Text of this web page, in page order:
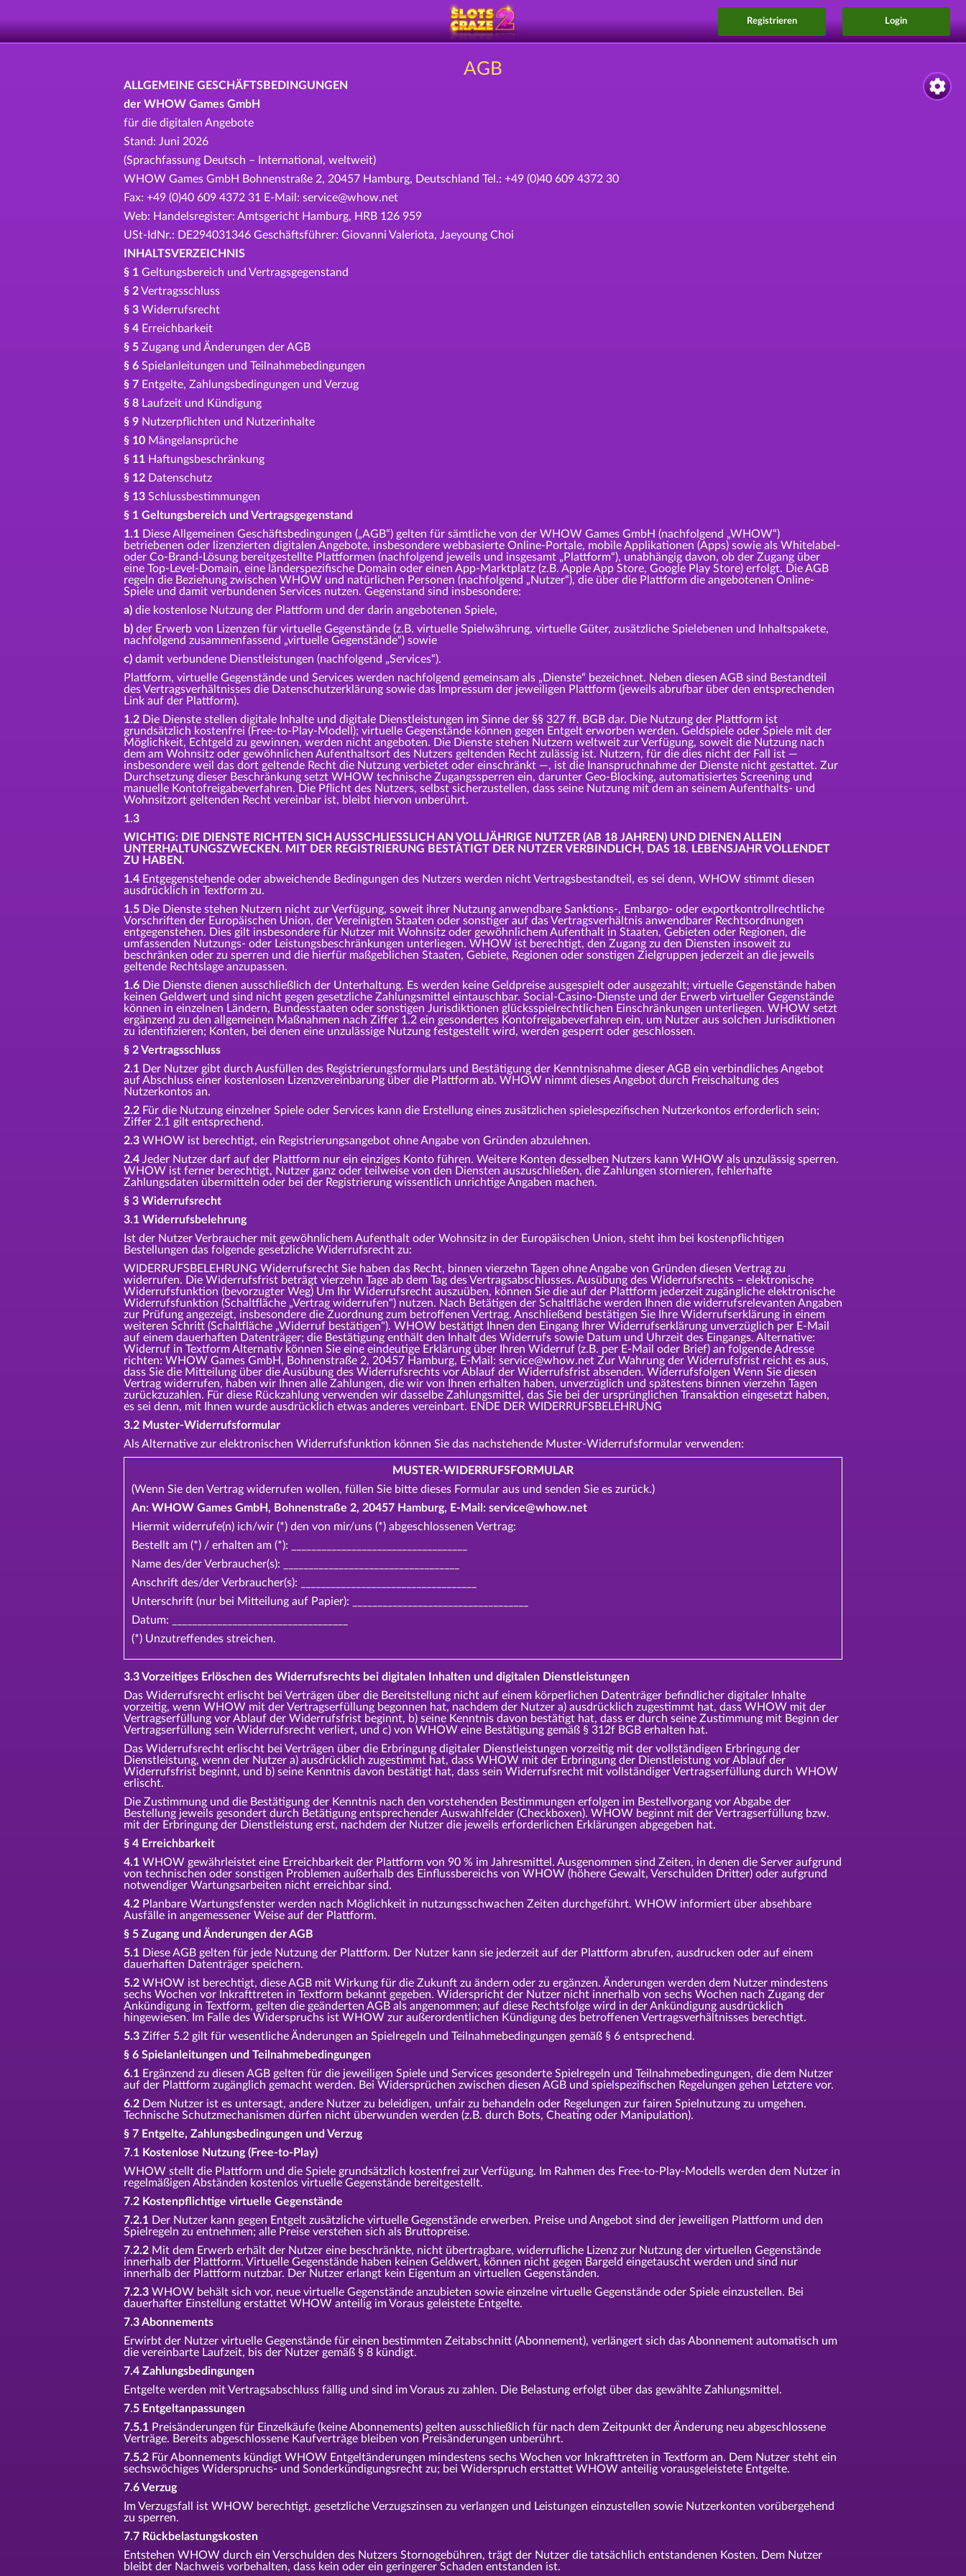
Registrieren Login
AGB
ALLGEMEINE GESCHÄFTSBEDINGUNGEN
der WHOW Games GmbH
für die digitalen Angebote
Stand: Juni 2026
(Sprachfassung Deutsch – International, weltweit)
WHOW Games GmbH Bohnenstraße 2, 20457 Hamburg, Deutschland Tel.: +49 (0)40 609 4372 30
Fax: +49 (0)40 609 4372 31 E-Mail: service@whow.net
Web: Handelsregister: Amtsgericht Hamburg, HRB 126 959
USt-IdNr.: DE294031346 Geschäftsführer: Giovanni Valeriota, Jaeyoung Choi
INHALTSVERZEICHNIS
§ 1 Geltungsbereich und Vertragsgegenstand
§ 2Vertragsschluss
§ 3 Widerrufsrecht
§ 4 Erreichbarkeit
§ 5 Zugang und Änderungen der AGB
§ 6 Spielanleitungen und Teilnahmebedingungen
§ 7 Entgelte, Zahlungsbedingungen und Verzug
§ 8 Laufzeit und Kündigung
§ 9 Nutzerpflichten und Nutzerinhalte
§ 10 Mängelansprüche
§ 11 Haftungsbeschränkung
§ 12 Datenschutz
§ 13 Schlussbestimmungen
§ 1 Geltungsbereich und Vertragsgegenstand
1.1 Diese Allgemeinen Geschäftsbedingungen („AGB“) gelten für sämtliche von der WHOW Games GmbH (nachfolgend „WHOW“)
betriebenen oder lizenzierten digitalen Angebote, insbesondere webbasierte Online-Portale, mobile Applikationen (Apps) sowie als Whitelabel-
oder Co-Brand-Lösung bereitgestellte Plattformen (nachfolgend jeweils und insgesamt „Plattform“), unabhängig davon, ob der Zugang über
eine Top-Level-Domain, eine länderspezifische Domain oder einen App-Marktplatz (z.B. Apple App Store, Google Play Store) erfolgt. Die AGB
regeln die Beziehung zwischen WHOW und natürlichen Personen (nachfolgend „Nutzer“), die über die Plattform die angebotenen Online-
Spiele und damit verbundenen Services nutzen. Gegenstand sind insbesondere:
a) die kostenlose Nutzung der Plattform und der darin angebotenen Spiele,
b) der Erwerb von Lizenzen für virtuelle Gegenstände (z.B. virtuelle Spielwährung, virtuelle Güter, zusätzliche Spielebenen und Inhaltspakete,
nachfolgend zusammenfassend „virtuelle Gegenstände“) sowie
c) damit verbundene Dienstleistungen (nachfolgend „Services“).
Plattform, virtuelle Gegenstände und Services werden nachfolgend gemeinsam als „Dienste“ bezeichnet. Neben diesen AGB sind Bestandteil
des Vertragsverhältnisses die Datenschutzerklärung sowie das Impressum der jeweiligen Plattform (jeweils abrufbar über den entsprechenden
Link auf der Plattform).
1.2 Die Dienste stellen digitale Inhalte und digitale Dienstleistungen im Sinne der §§ 327 ff. BGB dar. Die Nutzung der Plattform ist
grundsätzlich kostenfrei (Free-to-Play-Modell); virtuelle Gegenstände können gegen Entgelt erworben werden. Geldspiele oder Spiele mit der
Möglichkeit, Echtgeld zu gewinnen, werden nicht angeboten. Die Dienste stehen Nutzern weltweit zur Verfügung, soweit die Nutzung nach
dem am Wohnsitz oder gewöhnlichen Aufenthaltsort des Nutzers geltenden Recht zulässig ist. Nutzern, für die dies nicht der Fall ist —
insbesondere weil das dort geltende Recht die Nutzung verbietet oder einschränkt —, ist die Inanspruchnahme der Dienste nicht gestattet. Zur
Durchsetzung dieser Beschränkung setzt WHOW technische Zugangssperren ein, darunter Geo-Blocking, automatisiertes Screening und
manuelle Kontofreigabeverfahren. Die Pflicht des Nutzers, selbst sicherzustellen, dass seine Nutzung mit dem an seinem Aufenthalts- und
Wohnsitzort geltenden Recht vereinbar ist, bleibt hiervon unberührt.
1.3
WICHTIG: DIE DIENSTE RICHTEN SICH AUSSCHLIESSLICH AN VOLLJÄHRIGE NUTZER (AB 18 JAHREN) UND DIENEN ALLEIN
UNTERHALTUNGSZWECKEN. MIT DER REGISTRIERUNG BESTÄTIGT DER NUTZER VERBINDLICH, DAS 18. LEBENSJAHR VOLLENDET
ZU HABEN.
1.4 Entgegenstehende oder abweichende Bedingungen des Nutzers werden nicht Vertragsbestandteil, es sei denn, WHOW stimmt diesen
ausdrücklich in Textform zu.
1.5 Die Dienste stehen Nutzern nicht zur Verfügung, soweit ihrer Nutzung anwendbare Sanktions-, Embargo- oder exportkontrollrechtliche
Vorschriften der Europäischen Union, der Vereinigten Staaten oder sonstiger auf das Vertragsverhältnis anwendbarer Rechtsordnungen
entgegenstehen. Dies gilt insbesondere für Nutzer mit Wohnsitz oder gewöhnlichem Aufenthalt in Staaten, Gebieten oder Regionen, die
umfassenden Nutzungs- oder Leistungsbeschränkungen unterliegen. WHOW ist berechtigt, den Zugang zu den Diensten insoweit zu
beschränken oder zu sperren und die hierfür maßgeblichen Staaten, Gebiete, Regionen oder sonstigen Zielgruppen jederzeit an die jeweils
geltende Rechtslage anzupassen.
1.6 Die Dienste dienen ausschließlich der Unterhaltung. Es werden keine Geldpreise ausgespielt oder ausgezahlt; virtuelle Gegenstände haben
keinen Geldwert und sind nicht gegen gesetzliche Zahlungsmittel eintauschbar. Social-Casino-Dienste und der Erwerb virtueller Gegenstände
können in einzelnen Ländern, Bundesstaaten oder sonstigen Jurisdiktionen glücksspielrechtlichen Einschränkungen unterliegen. WHOW setzt
ergänzend zu den allgemeinen Maßnahmen nach Ziffer 1.2 ein gesondertes Kontofreigabeverfahren ein, um Nutzer aus solchen Jurisdiktionen
zu identifizieren; Konten, bei denen eine unzulässige Nutzung festgestellt wird, werden gesperrt oder geschlossen.
§ 2 Vertragsschluss
2.1 Der Nutzer gibt durch Ausfüllen des Registrierungsformulars und Bestätigung der Kenntnisnahme dieser AGB ein verbindliches Angebot
auf Abschluss einer kostenlosen Lizenzvereinbarung über die Plattform ab. WHOW nimmt dieses Angebot durch Freischaltung des
Nutzerkontos an.
2.2 Für die Nutzung einzelner Spiele oder Services kann die Erstellung eines zusätzlichen spielespezifischen Nutzerkontos erforderlich sein;
Ziffer 2.1 gilt entsprechend.
2.3 WHOW ist berechtigt, ein Registrierungsangebot ohne Angabe von Gründen abzulehnen.
2.4 Jeder Nutzer darf auf der Plattform nur ein einziges Konto führen. Weitere Konten desselben Nutzers kann WHOW als unzulässig sperren.
WHOW ist ferner berechtigt, Nutzer ganz oder teilweise von den Diensten auszuschließen, die Zahlungen stornieren, fehlerhafte
Zahlungsdaten übermitteln oder bei der Registrierung wissentlich unrichtige Angaben machen.
§ 3 Widerrufsrecht
3.1 Widerrufsbelehrung
Ist der Nutzer Verbraucher mit gewöhnlichem Aufenthalt oder Wohnsitz in der Europäischen Union, steht ihm bei kostenpflichtigen
Bestellungen das folgende gesetzliche Widerrufsrecht zu:
WIDERRUFSBELEHRUNG Widerrufsrecht Sie haben das Recht, binnen vierzehn Tagen ohne Angabe von Gründen diesen Vertrag zu
widerrufen. Die Widerrufsfrist beträgt vierzehn Tage ab dem Tag des Vertragsabschlusses. Ausübung des Widerrufsrechts – elektronische
Widerrufsfunktion (bevorzugter Weg) Um Ihr Widerrufsrecht auszuüben, können Sie die auf der Plattform jederzeit zugängliche elektronische
Widerrufsfunktion (Schaltfläche „Vertrag widerrufen") nutzen. Nach Betätigen der Schaltfläche werden Ihnen die widerrufsrelevanten Angaben
zur Prüfung angezeigt, insbesondere die Zuordnung zum betroffenen Vertrag. Anschließend bestätigen Sie Ihre Widerrufserklärung in einem
weiteren Schritt (Schaltfläche „Widerruf bestätigen"). WHOW bestätigt Ihnen den Eingang Ihrer Widerrufserklärung unverzüglich per E-Mail
auf einem dauerhaften Datenträger; die Bestätigung enthält den Inhalt des Widerrufs sowie Datum und Uhrzeit des Eingangs. Alternative:
Widerruf in Textform Alternativ können Sie eine eindeutige Erklärung über Ihren Widerruf (z.B. per E-Mail oder Brief) an folgende Adresse
richten: WHOW Games GmbH, Bohnenstraße 2, 20457 Hamburg, E-Mail: service@whow.net Zur Wahrung der Widerrufsfrist reicht es aus,
dass Sie die Mitteilung über die Ausübung des Widerrufsrechts vor Ablauf der Widerrufsfrist absenden. Widerrufsfolgen Wenn Sie diesen
Vertrag widerrufen, haben wir Ihnen alle Zahlungen, die wir von Ihnen erhalten haben, unverzüglich und spätestens binnen vierzehn Tagen
zurückzuzahlen. Für diese Rückzahlung verwenden wir dasselbe Zahlungsmittel, das Sie bei der ursprünglichen Transaktion eingesetzt haben,
es sei denn, mit Ihnen wurde ausdrücklich etwas anderes vereinbart. ENDE DER WIDERRUFSBELEHRUNG
3.2 Muster-Widerrufsformular
Als Alternative zur elektronischen Widerrufsfunktion können Sie das nachstehende Muster-Widerrufsformular verwenden:
MUSTER-WIDERRUFSFORMULAR
(Wenn Sie den Vertrag widerrufen wollen, füllen Sie bitte dieses Formular aus und senden Sie es zurück.)
An: WHOW Games GmbH, Bohnenstraße 2, 20457 Hamburg, E-Mail: service@whow.net
Hiermit widerrufe(n) ich/wir (*) den von mir/uns (*) abgeschlossenen Vertrag:
Bestellt am (*) / erhalten am (*): ___________________________________
Name des/der Verbraucher(s): ___________________________________
Anschrift des/der Verbraucher(s): ___________________________________
Unterschrift (nur bei Mitteilung auf Papier): ___________________________________
Datum: ___________________________________
(*) Unzutreffendes streichen.
3.3 Vorzeitiges Erlöschen des Widerrufsrechts bei digitalen Inhalten und digitalen Dienstleistungen
Das Widerrufsrecht erlischt bei Verträgen über die Bereitstellung nicht auf einem körperlichen Datenträger befindlicher digitaler Inhalte
vorzeitig, wenn WHOW mit der Vertragserfüllung begonnen hat, nachdem der Nutzer a) ausdrücklich zugestimmt hat, dass WHOW mit der
Vertragserfüllung vor Ablauf der Widerrufsfrist beginnt, b) seine Kenntnis davon bestätigt hat, dass er durch seine Zustimmung mit Beginn der
Vertragserfüllung sein Widerrufsrecht verliert, und c) von WHOW eine Bestätigung gemäß § 312f BGB erhalten hat.
Das Widerrufsrecht erlischt bei Verträgen über die Erbringung digitaler Dienstleistungen vorzeitig mit der vollständigen Erbringung der
Dienstleistung, wenn der Nutzer a) ausdrücklich zugestimmt hat, dass WHOW mit der Erbringung der Dienstleistung vor Ablauf der
Widerrufsfrist beginnt, und b) seine Kenntnis davon bestätigt hat, dass sein Widerrufsrecht mit vollständiger Vertragserfüllung durch WHOW
erlischt.
Die Zustimmung und die Bestätigung der Kenntnis nach den vorstehenden Bestimmungen erfolgen im Bestellvorgang vor Abgabe der
Bestellung jeweils gesondert durch Betätigung entsprechender Auswahlfelder (Checkboxen). WHOW beginnt mit der Vertragserfüllung bzw.
mit der Erbringung der Dienstleistung erst, nachdem der Nutzer die jeweils erforderlichen Erklärungen abgegeben hat.
§ 4 Erreichbarkeit
4.1 WHOW gewährleistet eine Erreichbarkeit der Plattform von 90 % im Jahresmittel. Ausgenommen sind Zeiten, in denen die Server aufgrund
von technischen oder sonstigen Problemen außerhalb des Einflussbereichs von WHOW (höhere Gewalt, Verschulden Dritter) oder aufgrund
notwendiger Wartungsarbeiten nicht erreichbar sind.
4.2 Planbare Wartungsfenster werden nach Möglichkeit in nutzungsschwachen Zeiten durchgeführt. WHOW informiert über absehbare
Ausfälle in angemessener Weise auf der Plattform.
§ 5 Zugang und Änderungen der AGB
5.1 Diese AGB gelten für jede Nutzung der Plattform. Der Nutzer kann sie jederzeit auf der Plattform abrufen, ausdrucken oder auf einem
dauerhaften Datenträger speichern.
5.2 WHOW ist berechtigt, diese AGB mit Wirkung für die Zukunft zu ändern oder zu ergänzen. Änderungen werden dem Nutzer mindestens
sechs Wochen vor Inkrafttreten in Textform bekannt gegeben. Widerspricht der Nutzer nicht innerhalb von sechs Wochen nach Zugang der
Ankündigung in Textform, gelten die geänderten AGB als angenommen; auf diese Rechtsfolge wird in der Ankündigung ausdrücklich
hingewiesen. Im Falle des Widerspruchs ist WHOW zur außerordentlichen Kündigung des betroffenen Vertragsverhältnisses berechtigt.
5.3 Ziffer 5.2 gilt für wesentliche Änderungen an Spielregeln und Teilnahmebedingungen gemäß § 6 entsprechend.
§ 6 Spielanleitungen und Teilnahmebedingungen
6.1 Ergänzend zu diesen AGB gelten für die jeweiligen Spiele und Services gesonderte Spielregeln und Teilnahmebedingungen, die dem Nutzer
auf der Plattform zugänglich gemacht werden. Bei Widersprüchen zwischen diesen AGB und spielspezifischen Regelungen gehen Letztere vor.
6.2 Dem Nutzer ist es untersagt, andere Nutzer zu beleidigen, unfair zu behandeln oder Regelungen zur fairen Spielnutzung zu umgehen.
Technische Schutzmechanismen dürfen nicht überwunden werden (z.B. durch Bots, Cheating oder Manipulation).
§ 7 Entgelte, Zahlungsbedingungen und Verzug
7.1 Kostenlose Nutzung (Free-to-Play)
WHOW stellt die Plattform und die Spiele grundsätzlich kostenfrei zur Verfügung. Im Rahmen des Free-to-Play-Modells werden dem Nutzer in
regelmäßigen Abständen kostenlos virtuelle Gegenstände bereitgestellt.
7.2 Kostenpflichtige virtuelle Gegenstände
7.2.1 Der Nutzer kann gegen Entgelt zusätzliche virtuelle Gegenstände erwerben. Preise und Angebot sind der jeweiligen Plattform und den
Spielregeln zu entnehmen; alle Preise verstehen sich als Bruttopreise.
7.2.2 Mit dem Erwerb erhält der Nutzer eine beschränkte, nicht übertragbare, widerrufliche Lizenz zur Nutzung der virtuellen Gegenstände
innerhalb der Plattform. Virtuelle Gegenstände haben keinen Geldwert, können nicht gegen Bargeld eingetauscht werden und sind nur
innerhalb der Plattform nutzbar. Der Nutzer erlangt kein Eigentum an virtuellen Gegenständen.
7.2.3 WHOW behält sich vor, neue virtuelle Gegenstände anzubieten sowie einzelne virtuelle Gegenstände oder Spiele einzustellen. Bei
dauerhafter Einstellung erstattet WHOW anteilig im Voraus geleistete Entgelte.
7.3 Abonnements
Erwirbt der Nutzer virtuelle Gegenstände für einen bestimmten Zeitabschnitt (Abonnement), verlängert sich das Abonnement automatisch um
die vereinbarte Laufzeit, bis der Nutzer gemäß § 8 kündigt.
7.4 Zahlungsbedingungen
Entgelte werden mit Vertragsabschluss fällig und sind im Voraus zu zahlen. Die Belastung erfolgt über das gewählte Zahlungsmittel.
7.5 Entgeltanpassungen
7.5.1 Preisänderungen für Einzelkäufe (keine Abonnements) gelten ausschließlich für nach dem Zeitpunkt der Änderung neu abgeschlossene
Verträge. Bereits abgeschlossene Kaufverträge bleiben von Preisänderungen unberührt.
7.5.2 Für Abonnements kündigt WHOW Entgeltänderungen mindestens sechs Wochen vor Inkrafttreten in Textform an. Dem Nutzer steht ein
sechswöchiges Widerspruchs- und Sonderkündigungsrecht zu; bei Widerspruch erstattet WHOW anteilig vorausgeleistete Entgelte.
7.6 Verzug
Im Verzugsfall ist WHOW berechtigt, gesetzliche Verzugszinsen zu verlangen und Leistungen einzustellen sowie Nutzerkonten vorübergehend
zu sperren.
7.7 Rückbelastungskosten
Entstehen WHOW durch ein Verschulden des Nutzers Stornogebühren, trägt der Nutzer die tatsächlich entstandenen Kosten. Dem Nutzer
bleibt der Nachweis vorbehalten, dass kein oder ein geringerer Schaden entstanden ist.